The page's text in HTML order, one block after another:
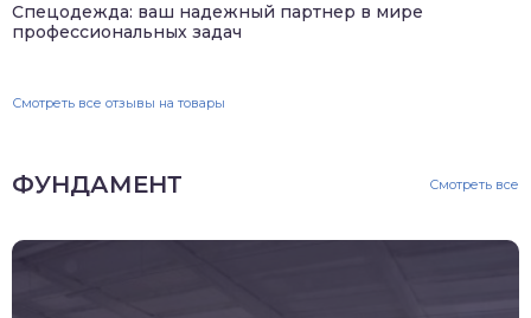
Спецодежда: ваш надежный партнер в мире
профессиональных задач
Смотреть все отзывы на товары
ФУНДАМЕНТ Смотреть все